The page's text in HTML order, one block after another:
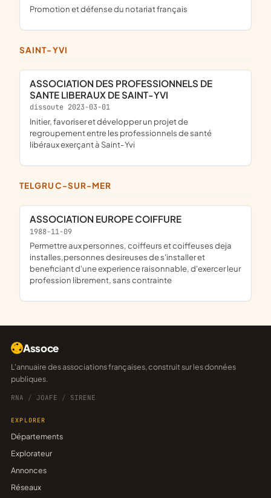
promotion et défense du notariat français
SAINT-YVI
ASSOCIATION DES PROFESSIONNELS DE
SANTE LIBERAUX DE SAINT-YVI
dissoute 2023-03-01
initier, favoriser et développer un projet de
regroupement entre les professionnels de santé
libéraux exerçant à Saint-Yvi
TELGRUC-SUR-MER
ASSOCIATION EUROPE COIFFURE
1988-11-09
permettre aux personnes, coiffeurs et coiffeuses deja
installes,personnes desireuses de s'installer et
beneficiant d'une experience raisonnable, d'exercer leur
profession librement, sans contrainte
Assoce
L'annuaire des associations françaises, construit sur les données
publiques.
RNA / JOAFE / SIRENE
EXPLORER
Départements
Explorateur
Annonces
Réseaux